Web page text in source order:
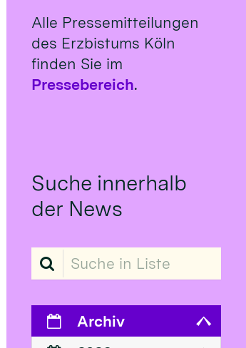
Alle Pressemitteilungen
des Erzbistums Köln
finden Sie im
Pressebereich.
Suche innerhalb
der News
Suche in Liste
Archiv